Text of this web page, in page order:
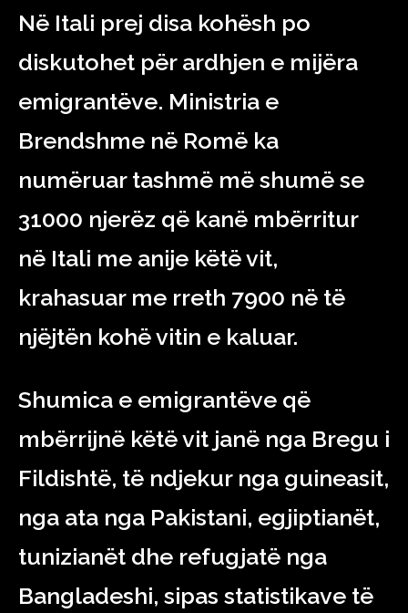
Në Itali prej disa kohësh po
diskutohet për ardhjen e mijëra
emigrantëve. Ministria e
Brendshme në Romë ka
numëruar tashmë më shumë se
31000 njerëz që kanë mbërritur
në Itali me anije këtë vit,
krahasuar me rreth 7900 në të
njëjtën kohë vitin e kaluar.
Shumica e emigrantëve që
mbërrijnë këtë vit janë nga Bregu i
Fildishtë, të ndjekur nga guineasit,
nga ata nga Pakistani, egjiptianët,
tunizianët dhe refugjatë nga
Bangladeshi, sipas statistikave të